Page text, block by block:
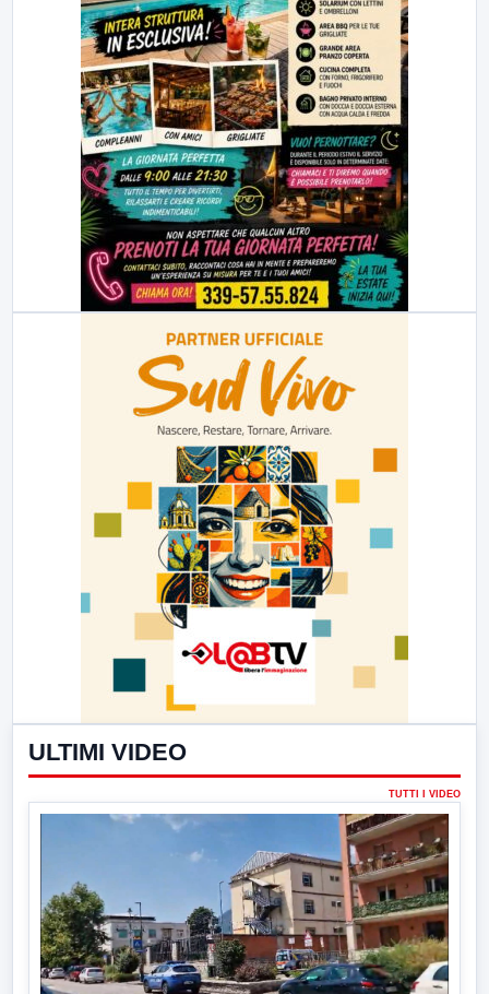
ULTIMI VIDEO
TUTTI I VIDEO